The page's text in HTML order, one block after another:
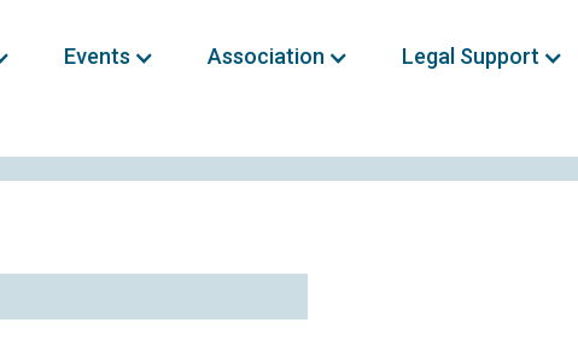
Events Association Legal Support